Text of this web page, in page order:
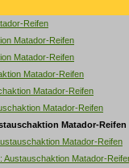
Reifen
Matador-Reifen
Matador-Reifen
Matador-Reifen
Matador-Reifen
Matador-Reifen
Matador-Reifen
Matador-Reifen
Austauschaktion Matador-